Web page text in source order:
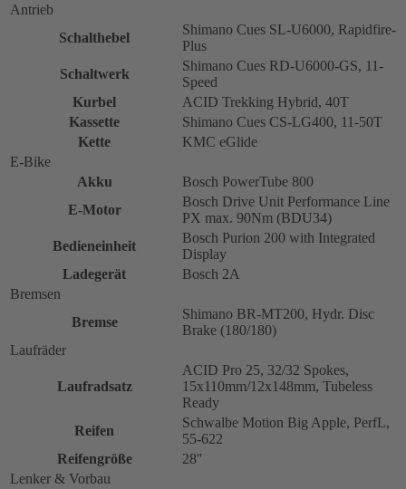
Antrieb
Schalthebel
Shimano Cues SL-U6000, Rapidfire-
Plus
Schaltwerk
Shimano Cues RD-U6000-GS, 11-
Speed
Kurbel
ACID Trekking Hybrid, 40T
Kassette
Shimano Cues CS-LG400, 11-50T
Kette
KMC eGlide
E-Bike
Akku
Bosch PowerTube 800
E-Motor
Bosch Drive Unit Performance Line
PX max. 90Nm (BDU34)
Bedieneinheit
Bosch Purion 200 with Integrated
Display
Ladegerät
Bosch 2A
Bremsen
Bremse
Shimano BR-MT200, Hydr. Disc
Brake (180/180)
Laufräder
Laufradsatz
ACID Pro 25, 32/32 Spokes,
15x110mm/12x148mm, Tubeless
Ready
Reifen
Schwalbe Motion Big Apple, PerfL,
55-622
Reifengröße
28''
Lenker & Vorbau